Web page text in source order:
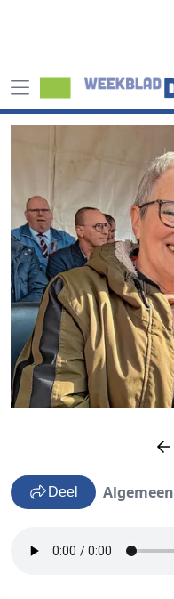
Deel Algemeen